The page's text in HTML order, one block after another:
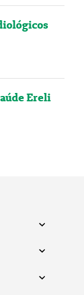
Ereli